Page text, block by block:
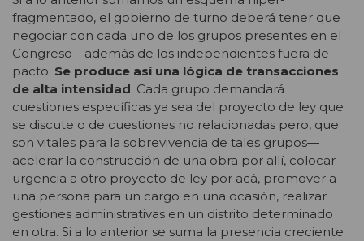
fragmentado, el gobierno de turno deberá tener que
negociar con cada uno de los grupos presentes en el
Congreso—además de los independientes fuera de
pacto. Se produce así una lógica de transacciones
de alta intensidad. Cada grupo demandará
cuestiones específicas ya sea del proyecto de ley que
se discute o de cuestiones no relacionadas pero, que
son vitales para la sobrevivencia de tales grupos—
acelerar la construcción de una obra por allí, colocar
urgencia a otro proyecto de ley por acá, promover a
una persona para un cargo en una ocasión, realizar
gestiones administrativas en un distrito determinado
en otra. Si a lo anterior se suma la presencia creciente